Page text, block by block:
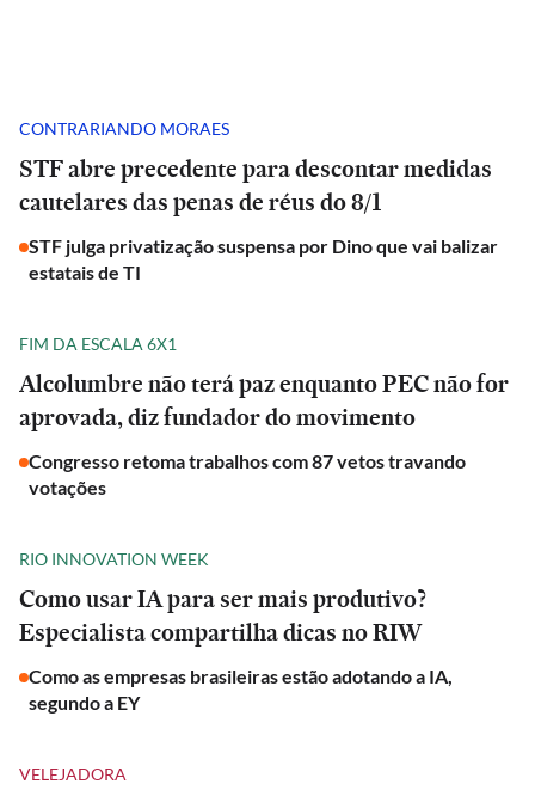
CONTRARIANDO MORAES
STF abre precedente para descontar medidas
cautelares das penas de réus do 8/1
STF julga privatização suspensa por Dino que vai balizar
estatais de TI
FIM DA ESCALA 6X1
Alcolumbre não terá paz enquanto PEC não for
aprovada, diz fundador do movimento
Congresso retoma trabalhos com 87 vetos travando
votações
RIO INNOVATION WEEK
Como usar IA para ser mais produtivo?
Especialista compartilha dicas no RIW
Como as empresas brasileiras estão adotando a IA,
segundo a EY
VELEJADORA